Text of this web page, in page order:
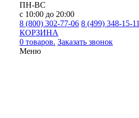
ПН-ВС
с 10:00 до 20:00
8 (800) 302-77-06 8 (499) 348-15-11
КОРЗИНА
0 товаров. Заказать звонок
Меню